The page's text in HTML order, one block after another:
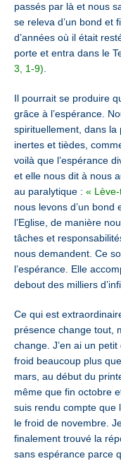
passés par là et nous
se releva d’un bond et
d’années où il était
porte et entra dans le
3, 1-9).
Il pourrait se produire
grâce à l’espérance.
spirituellement, dans la
inertes et tièdes,
voilà que l’espérance
et elle nous dit à nous
au paralytique : «
nous levons d’un
l’Eglise, de manière
tâches et
nous demandent. Ce
l’espérance. Elle
debout des milliers
Ce qui est
présence change tout,
change. J’en ai un
froid beaucoup plus
mars, au début du
même que fin octobre
suis rendu compte que
le froid de novembre.
finalement trouvé la
sans espérance parce